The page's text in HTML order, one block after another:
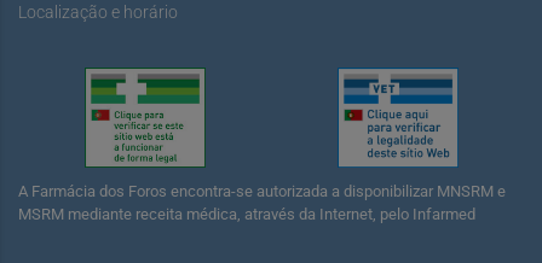
Localização e horário
A Farmácia dos Foros encontra-se autorizada a disponibilizar MNSRM e
MSRM mediante receita médica, através da Internet, pelo Infarmed